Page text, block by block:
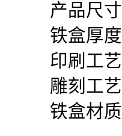
产品尺
铁盒厚
印刷工
雕刻工
铁盒材